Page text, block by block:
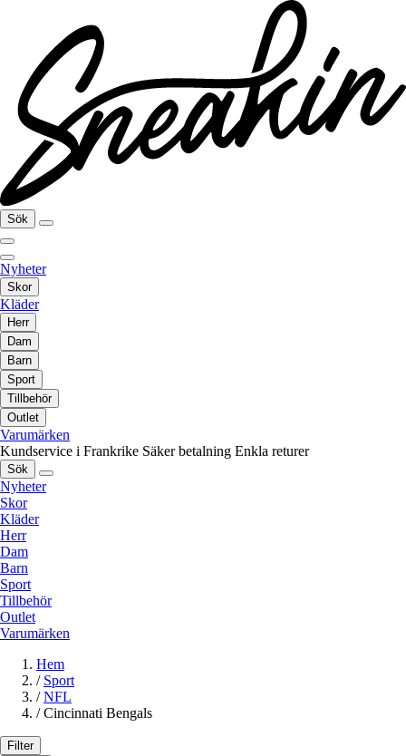
Sök
Nyheter
Skor
Kläder
Herr
Dam
Barn
Sport
Tillbehör
Outlet
Varumärken
Kundservice i Frankrike Säker betalning Enkla returer
Sök
Nyheter
Skor
Kläder
Herr
Dam
Barn
Sport
Tillbehör
Outlet
Varumärken
Hem
/ Sport
/ NFL
/ Cincinnati Bengals
Filter